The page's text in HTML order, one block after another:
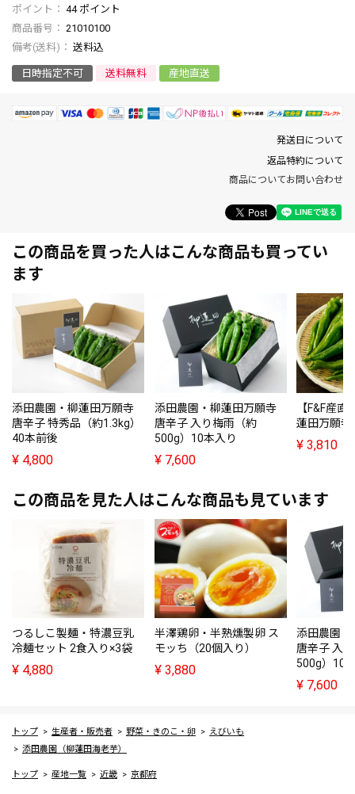
44 ポイント
商品番号
21010100
送料込
日時指定不可 送料無料 産地直送
発送日について
返品特約について
商品についてお問い合わせ
この商品を買った人はこんな商品も買ってい
ます
添田農園・柳蓮田万願寺
唐辛子 特秀品（約1.3kg）
40本前後
¥ 4,800
添田農園・柳蓮田万願寺
唐辛子 入り梅雨（約
500g）10本入り
¥ 7,600
【F&F産
蓮田万願寺
¥ 3,810
この商品を見た人はこんな商品も見ています
つるしこ製麺・特濃豆乳
冷麺セット 2食入り×3袋
¥ 4,880
半澤鶏卵・半熟燻製卵 ス
モッち（20個入り）
¥ 3,880
添田農園
唐辛子 入
500g）10
¥ 7,600
トップ 生産者・販売者 野菜・きのこ・卵
えびいも
添田農園（柳蓮田海老芋）
トップ 産地一覧 近畿 京都府